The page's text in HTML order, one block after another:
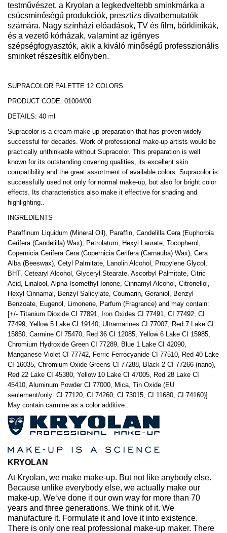
testművészet, a Kryolan a legkedveltebb sminkmárka a
csúcsminőségű produkciók, presztízs divatbemutatók
számára. Nagy színházi előadások, TV és film, bőrklinikák,
és a vezető kórházak, valamint az igényes
szépségfogyasztók, akik a kiváló minőségű professzionális
sminket részesítik előnyben.
SUPRACOLOR PALETTE 12 COLORS
PRODUCT CODE: 01004/00
DETAILS: 40 ml
Supracolor is a cream make-up preparation that has proven widely
successful for decades. Work of professional make-up artists would be
practically unthinkable without Supracolor. This preparation is well
known for its outstanding covering qualities, its excellent skin
compatibility and the great assortment of available colors. Supracolor is
successfully used not only for normal make-up, but also for bright color
effects. Its characteristics also make it effective for shading and
highlighting..
INGREDIENTS
Paraffinum Liquidum (Mineral Oil), Paraffin, Candelilla Cera (Euphorbia
Cerifera (Candelilla) Wax), Petrolatum, Hexyl Laurate, Tocopherol,
Copernicia Cerifera Cera (Copernicia Cerifera (Carnauba) Wax), Cera
Alba (Beeswax), Cetyl Palmitate, Lanolin Alcohol, Propylene Glycol,
BHT, Cetearyl Alcohol, Glyceryl Stearate, Ascorbyl Palmitate, Citric
Acid, Linalool, Alpha-Isomethyl Ionone, Cinnamyl Alcohol, Citronellol,
Hexyl Cinnamal, Benzyl Salicylate, Coumarin, Geraniol, Benzyl
Benzoate, Eugenol, Limonene, Parfum (Fragrance) and may contain:
[+/- Titanium Dioxide CI 77891, Iron Oxides CI 77491, CI 77492, CI
77499, Yellow 5 Lake CI 19140, Ultramarines CI 77007, Red 7 Lake CI
15850, Carmine CI 75470, Red 36 CI 12085, Yellow 6 Lake CI 15985,
Chromium Hydroxide Green CI 77289, Blue 1 Lake CI 42090,
Manganese Violet CI 77742, Ferric Ferrocyanide CI 77510, Red 40 Lake
CI 16035, Chromium Oxide Greens CI 77288, Black 2 CI 77266 (nano),
Red 22 Lake CI 45380, Yellow 10 Lake CI 47005, Red 28 Lake CI
45410, Aluminum Powder CI 77000, Mica, Tin Oxide (EU
seulement/only: CI 77120, CI 74260, CI 73015, CI 11680, CI 74160)]
May contain carmine as a color additive..
KRYOLAN
At Kryolan, we make make-up. But not like anybody else.
Because unlike everybody else, we actually make our
make-up. We‘ve done it our own way for more than 70
years and three generations. We think of it. We
manufacture it. Formulate it and love it into existence.
There is only one real professional make-up maker. There